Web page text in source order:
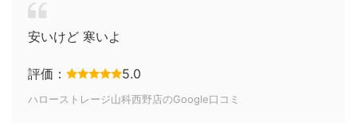
安いけど 寒いよ
評価： 5.0
ハローストレージ山科西野店のGoogle口コミ